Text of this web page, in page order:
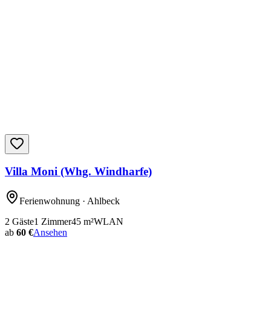
Villa Moni (Whg. Windharfe)
Ferienwohnung · Ahlbeck
2 Gäste1 Zimmer45 m²WLAN
ab 60 €Ansehen